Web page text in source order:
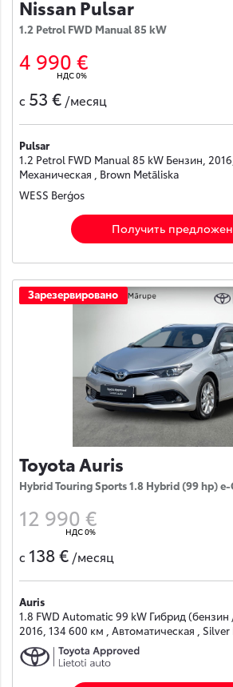
Nissan Pulsar
1.2 Petrol FWD Manual 85 kW
4 990 €
НДС 0%
с 53 € /месяц
Pulsar
1.2 Petrol FWD Manual 85 kW Бензин,
Механическая , Brown Metāliska
WESS Berģos
Получить
Зарезервировано
Toyota Auris
Hybrid Touring Sports 1.8 Hybrid (99 hp) e-
12 990 €
НДС 0%
с 138 € /месяц
Auris
1.8 FWD Automatic 99 kW Гибрид (бензин
2016, 134 600 км , Автоматическая ,